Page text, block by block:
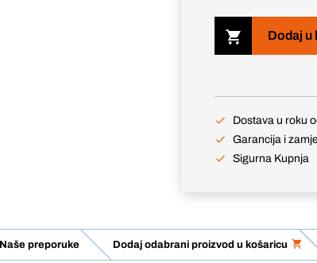
Dodaj u
Dostava u roku
Garancija i
Sigurna Kupnja
Naše preporuke Dodaj odabrani proizvod u košaricu